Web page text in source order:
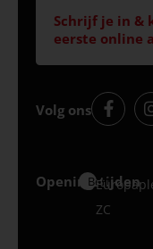
Schrijf je in &
eerste online
Volg ons
Openingstijden
Best
ZC